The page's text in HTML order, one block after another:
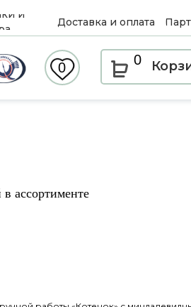
0
0
и
Доставка и оплата
ассортименте